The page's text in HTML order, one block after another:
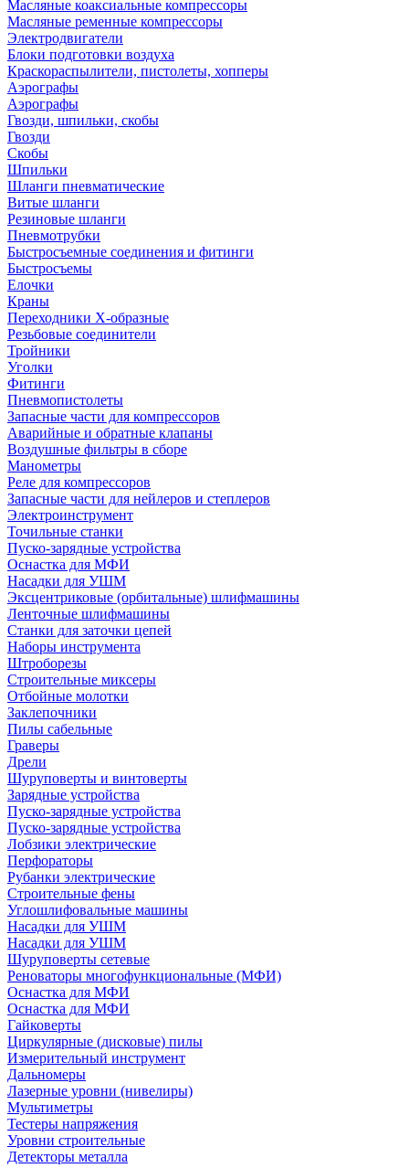
Масляные коаксиальные компрессоры
Масляные ременные компрессоры
Электродвигатели
Блоки подготовки воздуха
Краскораспылители, пистолеты, хопперы
Аэрографы
Аэрографы
Гвозди, шпильки, скобы
Гвозди
Скобы
Шпильки
Шланги пневматические
Витые шланги
Резиновые шланги
Пневмотрубки
Быстросъемные соединения и фитинги
Быстросъемы
Елочки
Краны
Переходники Х-образные
Резьбовые соединители
Тройники
Уголки
Фитинги
Пневмопистолеты
Запасные части для компрессоров
Аварийные и обратные клапаны
Воздушные фильтры в сборе
Манометры
Реле для компрессоров
Запасные части для нейлеров и степлеров
Электроинструмент
Точильные станки
Пуско-зарядные устройства
Оснастка для МФИ
Насадки для УШМ
Эксцентриковые (орбитальные) шлифмашины
Ленточные шлифмашины
Станки для заточки цепей
Наборы инструмента
Штроборезы
Строительные миксеры
Отбойные молотки
Заклепочники
Пилы сабельные
Граверы
Дрели
Шуруповерты и винтоверты
Зарядные устройства
Пуско-зарядные устройства
Пуско-зарядные устройства
Лобзики электрические
Перфораторы
Рубанки электрические
Строительные фены
Углошлифовальные машины
Насадки для УШМ
Насадки для УШМ
Шуруповерты сетевые
Реноваторы многофункциональные (МФИ)
Оснастка для МФИ
Оснастка для МФИ
Гайковерты
Циркулярные (дисковые) пилы
Измерительный инструмент
Дальномеры
Лазерные уровни (нивелиры)
Мультиметры
Тестеры напряжения
Уровни строительные
Детекторы металла